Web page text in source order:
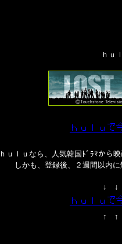
ｈｕ
ｈｕｌｕなら、人気韓国ﾄﾞﾗﾏから
しかも、登録後、２週間以内
↓ ↓
↑ ↑